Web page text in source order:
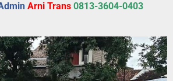
Arni Trans 0813-3604-0403